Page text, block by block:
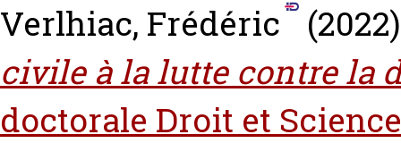
Verlhiac, Frédéric
civile à la lutte contre la
doctorale Droit et